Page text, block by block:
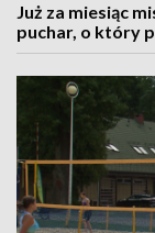
Już za miesiąc
puchar, o który